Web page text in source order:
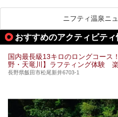
ライベートに楽しめる
道向かいの「よろづや
「湯田中大湯」も利用
極上のお湯に浸り上質
い湯田中温泉「松籟荘
ニフティ温泉ニ
おすすめのアクティビティ
国内最長級13キロのロングコース
野・天竜川】ラフティング体験
長野県飯田市松尾新井6703-1